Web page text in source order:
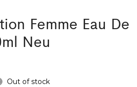
Femme Eau De
Neu
Out of stock